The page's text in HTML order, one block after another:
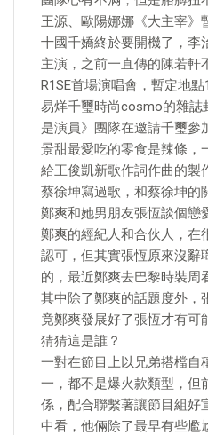
王源、歐陽娜娜《大主宰》
十國千嬌終於要開機了，李
主演，之前一直傳的陳若軒
R1SE首場演唱會，暫定地點
易烊千璽時尚cosmo的雜誌
是演員》團隊在邀請千璽參
景甜最愛吃的零食是辣條，
給王俊凱新歌作詞作曲的製
蔡徐坤寫過歌，和蔡徐坤的
鄭爽和她男朋友張恆談個戀
鄭爽的經紀人和合伙人，在
認可，但其實張恆原來沒辭
的，最近鄭爽去巴黎時裝周
其中除了鄭爽的話題度外，
竟鄭爽發展好了張恆才有可
猜猜這是誰？
一對在節目上以兄弟搭檔自
一，都不是爆火款類型，但
係，配合聯繫著讓節目組好
中看，他倆除了最早有些尷